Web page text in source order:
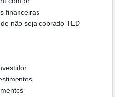
financeiras
não seja cobrado TED